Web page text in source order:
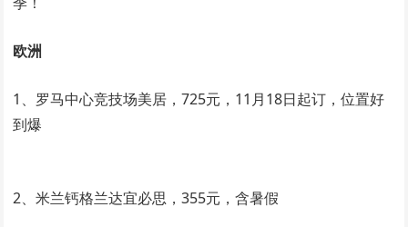
欧洲
1、罗马中心竞技场美居，725元，11月18日起订，位置好
到爆
2、米兰钙格兰达宜必思，355元，含暑假